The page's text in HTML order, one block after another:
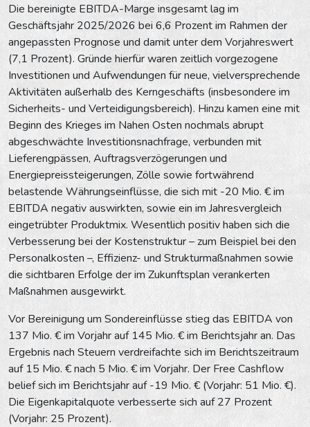
Die bereinigte EBITDA-Marge insgesamt lag im
Geschäftsjahr 2025/2026 bei 6,6 Prozent im Rahmen der
angepassten Prognose und damit unter dem Vorjahreswert
(7,1 Prozent). Gründe hierfür waren zeitlich vorgezogene
Investitionen und Aufwendungen für neue, vielversprechende
Aktivitäten außerhalb des Kerngeschäfts (insbesondere im
Sicherheits- und Verteidigungsbereich). Hinzu kamen eine mit
Beginn des Krieges im Nahen Osten nochmals abrupt
abgeschwächte Investitionsnachfrage, verbunden mit
Lieferengpässen, Auftragsverzögerungen und
Energiepreissteigerungen, Zölle sowie fortwährend
belastende Währungseinflüsse, die sich mit -20 Mio. € im
EBITDA negativ auswirkten, sowie ein im Jahresvergleich
eingetrübter Produktmix. Wesentlich positiv haben sich die
Verbesserung bei der Kostenstruktur – zum Beispiel bei den
Personalkosten –, Effizienz- und Strukturmaßnahmen sowie
die sichtbaren Erfolge der im Zukunftsplan verankerten
Maßnahmen ausgewirkt.
Vor Bereinigung um Sondereinflüsse stieg das EBITDA von
137 Mio. € im Vorjahr auf 145 Mio. € im Berichtsjahr an. Das
Ergebnis nach Steuern verdreifachte sich im Berichtszeitraum
auf 15 Mio. € nach 5 Mio. € im Vorjahr. Der Free Cashflow
belief sich im Berichtsjahr auf -19 Mio. € (Vorjahr: 51 Mio. €).
Die Eigenkapitalquote verbesserte sich auf 27 Prozent
(Vorjahr: 25 Prozent).